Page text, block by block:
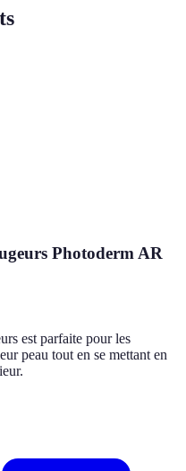
Photoderm AR
est parfaite pour les
peau tout en se mettant en